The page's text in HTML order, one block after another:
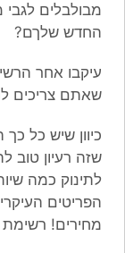
מבולבלים
החדש שלךם?
עיקבו אחר
שאתם צריכים
כיוון שיש כל
שזה רעיון
לתינוק כמה
הפריטים
מחירים!